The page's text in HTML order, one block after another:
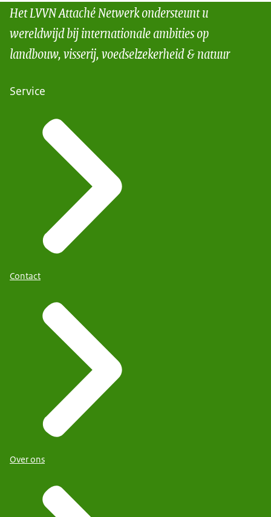
Het LVVN Attaché Netwerk ondersteunt u
wereldwijd bij internationale ambities op
landbouw, visserij, voedselzekerheid & natuur
Service
Contact
Over ons